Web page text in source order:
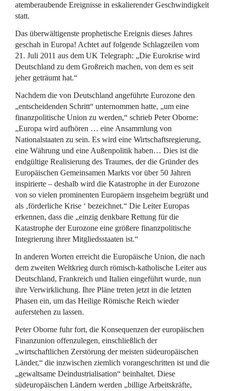
atemberaubende Ereignisse in eskalierender Geschwindigkeit
statt.
Das überwältigenste prophetische Ereignis dieses Jahres
geschah in Europa! Achtet auf folgende Schlagzeilen vom
21. Juli 2011 aus dem UK Telegraph: „Die Eurokrise wird
Deutschland zu dem Großreich machen, von dem es seit
jeher geträumt hat.“
Nachdem die von Deutschland angeführte Eurozone den
„entscheidenden Schritt“ unternommen hatte, „um eine
finanzpolitische Union zu werden,“ schrieb Peter Oborne:
„Europa wird aufhören … eine Ansammlung von
Nationalstaaten zu sein. Es wird eine Wirtschaftsregierung,
eine Währung und eine Außenpolitik haben… Dies ist die
endgültige Realisierung des Traumes, der die Gründer des
Europäischen Gemeinsamen Markts vor über 50 Jahren
inspirierte – deshalb wird die Katastrophe in der Eurozone
von so vielen prominenten Europäern insgeheim begrüßt und
als ‚förderliche Krise ‘ bezeichnet.“ Die Leiter Europas
erkennen, dass die „einzig denkbare Rettung für die
Katastrophe der Eurozone eine größere finanzpolitische
Integrierung ihrer Mitgliedsstaaten ist.“
In anderen Worten erreicht die Europäische Union, die nach
dem zweiten Weltkrieg durch römisch-katholische Leiter aus
Deutschland, Frankreich und Italien eingeführt wurde, nun
ihre Verwirklichung. Ihre Pläne treten jetzt in die letzten
Phasen ein, um das Heilige Römische Reich wieder
auferstehen zu lassen.
Peter Oborne fuhr fort, die Konsequenzen der europäischen
Finanzunion offenzulegen, einschließlich der
„wirtschaftlichen Zerstörung der meisten südeuropäischen
Länder,“ die inzwischen ziemlich vorangeschritten ist und die
„gewaltsame Deindustrialisation“ beinhaltet. Diese
südeuropäischen Ländern werden „billige Arbeitskräfte,